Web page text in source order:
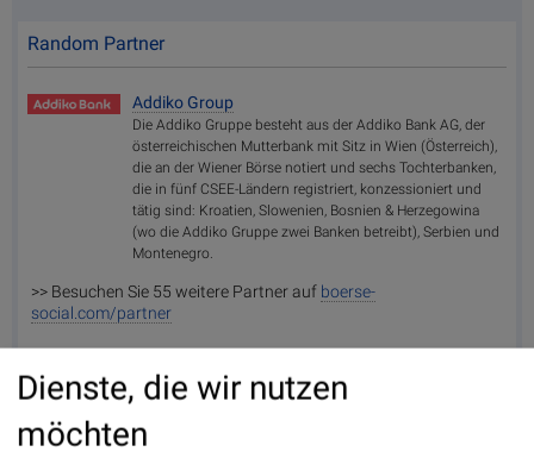
Random Partner
Addiko Group
Die Addiko Gruppe besteht aus der Addiko Bank AG, der
österreichischen Mutterbank mit Sitz in Wien (Österreich),
die an der Wiener Börse notiert und sechs Tochterbanken,
die in fünf CSEE-Ländern registriert, konzessioniert und
tätig sind: Kroatien, Slowenien, Bosnien & Herzegowina
(wo die Addiko Gruppe zwei Banken betreibt), Serbien und
Montenegro.
>> Besuchen Sie 55 weitere Partner auf boerse-
social.com/partner
Dienste, die wir nutzen
möchten